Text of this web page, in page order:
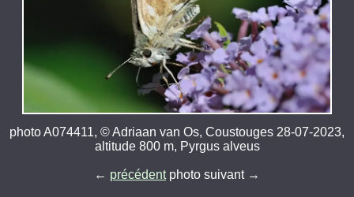
photo A074411, © Adriaan van Os, Coustouges 28-07-2023,
altitude 800 m, Pyrgus alveus
← précédentphoto suivant →